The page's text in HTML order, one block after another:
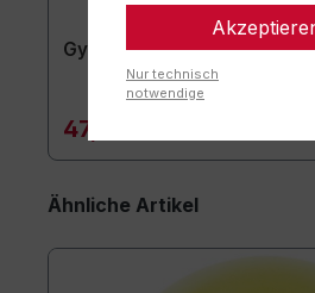
Gymnastikmatte TOGU
47,90 €*
Ähnliche Artikel
Nur technisch
notwendige